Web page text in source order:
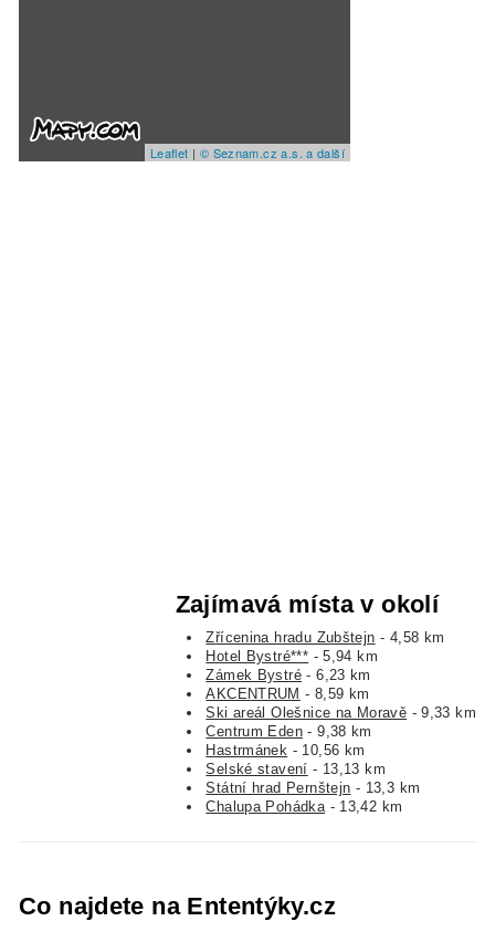
Leaflet | © Seznam.cz a.s. a další
Zajímavá místa v okolí
Zřícenina hradu Zubštejn - 4,58 km
Hotel Bystré*** - 5,94 km
Zámek Bystré - 6,23 km
AKCENTRUM - 8,59 km
Ski areál Olešnice na Moravě - 9,33 km
Centrum Eden - 9,38 km
Hastrmánek - 10,56 km
Selské stavení - 13,13 km
Státní hrad Pernštejn - 13,3 km
Chalupa Pohádka- 13,42 km
Co najdete na Ententýky.cz